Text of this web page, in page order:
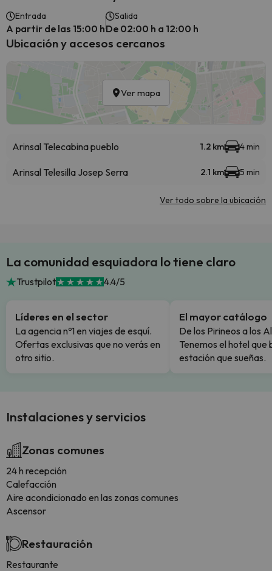
Entrada
A partir de las 15:00 h
Salida
De 02:00 h a 12:00 h
Ubicación y accesos cercanos
Ver mapa
Arinsal Telecabina pueblo 1.2 km 4 min
Arinsal Telesilla Josep Serra 2.1 km 5 min
Ver todo sobre la ubicación
La comunidad esquiadora lo tiene claro
Trustpilot 4.4/5
Líderes en el sector
La agencia nº1 en viajes de esquí.
Ofertas exclusivas que no verás en
otro sitio.
El mayor catálogo
De los Pirineos a los
Tenemos el hotel que
estación que sueñas.
Instalaciones y servicios
Zonas comunes
24 h recepción
Calefacción
Aire acondicionado en las zonas comunes
Ascensor
Restauración
Restaurante